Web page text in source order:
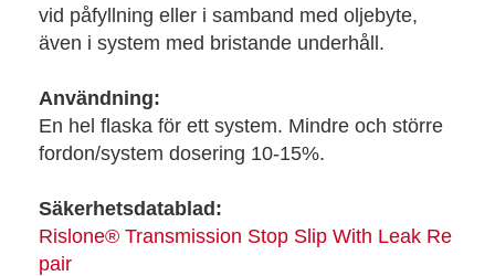
vid påfyllning eller i samband med oljebyte,
även i system med bristande underhåll.
Användning:
En hel flaska för ett system. Mindre och större
fordon/system dosering 10-15%.
Säkerhetsdatablad:
Rislone® Transmission Stop Slip With Leak Re
pair